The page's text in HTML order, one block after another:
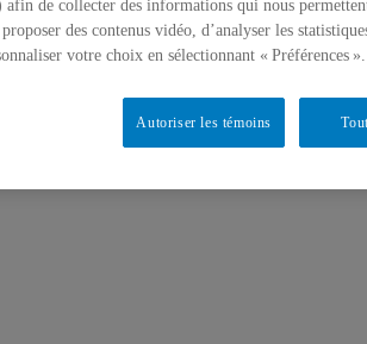
de collecter des informations qui nous
des contenus vidéo, d’analyser les
votre choix en sélectionnant « Préférences ».
Autoriser les témoins